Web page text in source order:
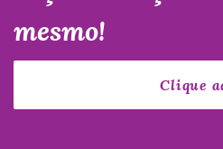
mesmo!